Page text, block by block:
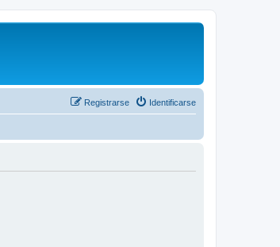
Identificarse
Registrarse